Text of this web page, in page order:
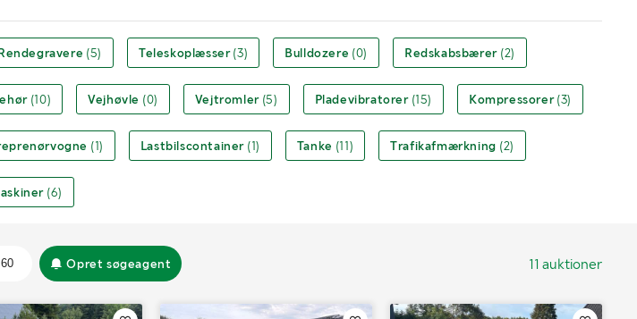
(5) Teleskoplæsser (3) Bulldozere (0) Redskabsbærer (2)
(10) Vejhøvle (0) Vejtromler (5) Pladevibratorer (15) Kompressorer (3)
(1) Lastbilscontainer (1) Tanke (11) Trafikafmærkning (2)
(6)
Opret søgeagent 11 auktioner